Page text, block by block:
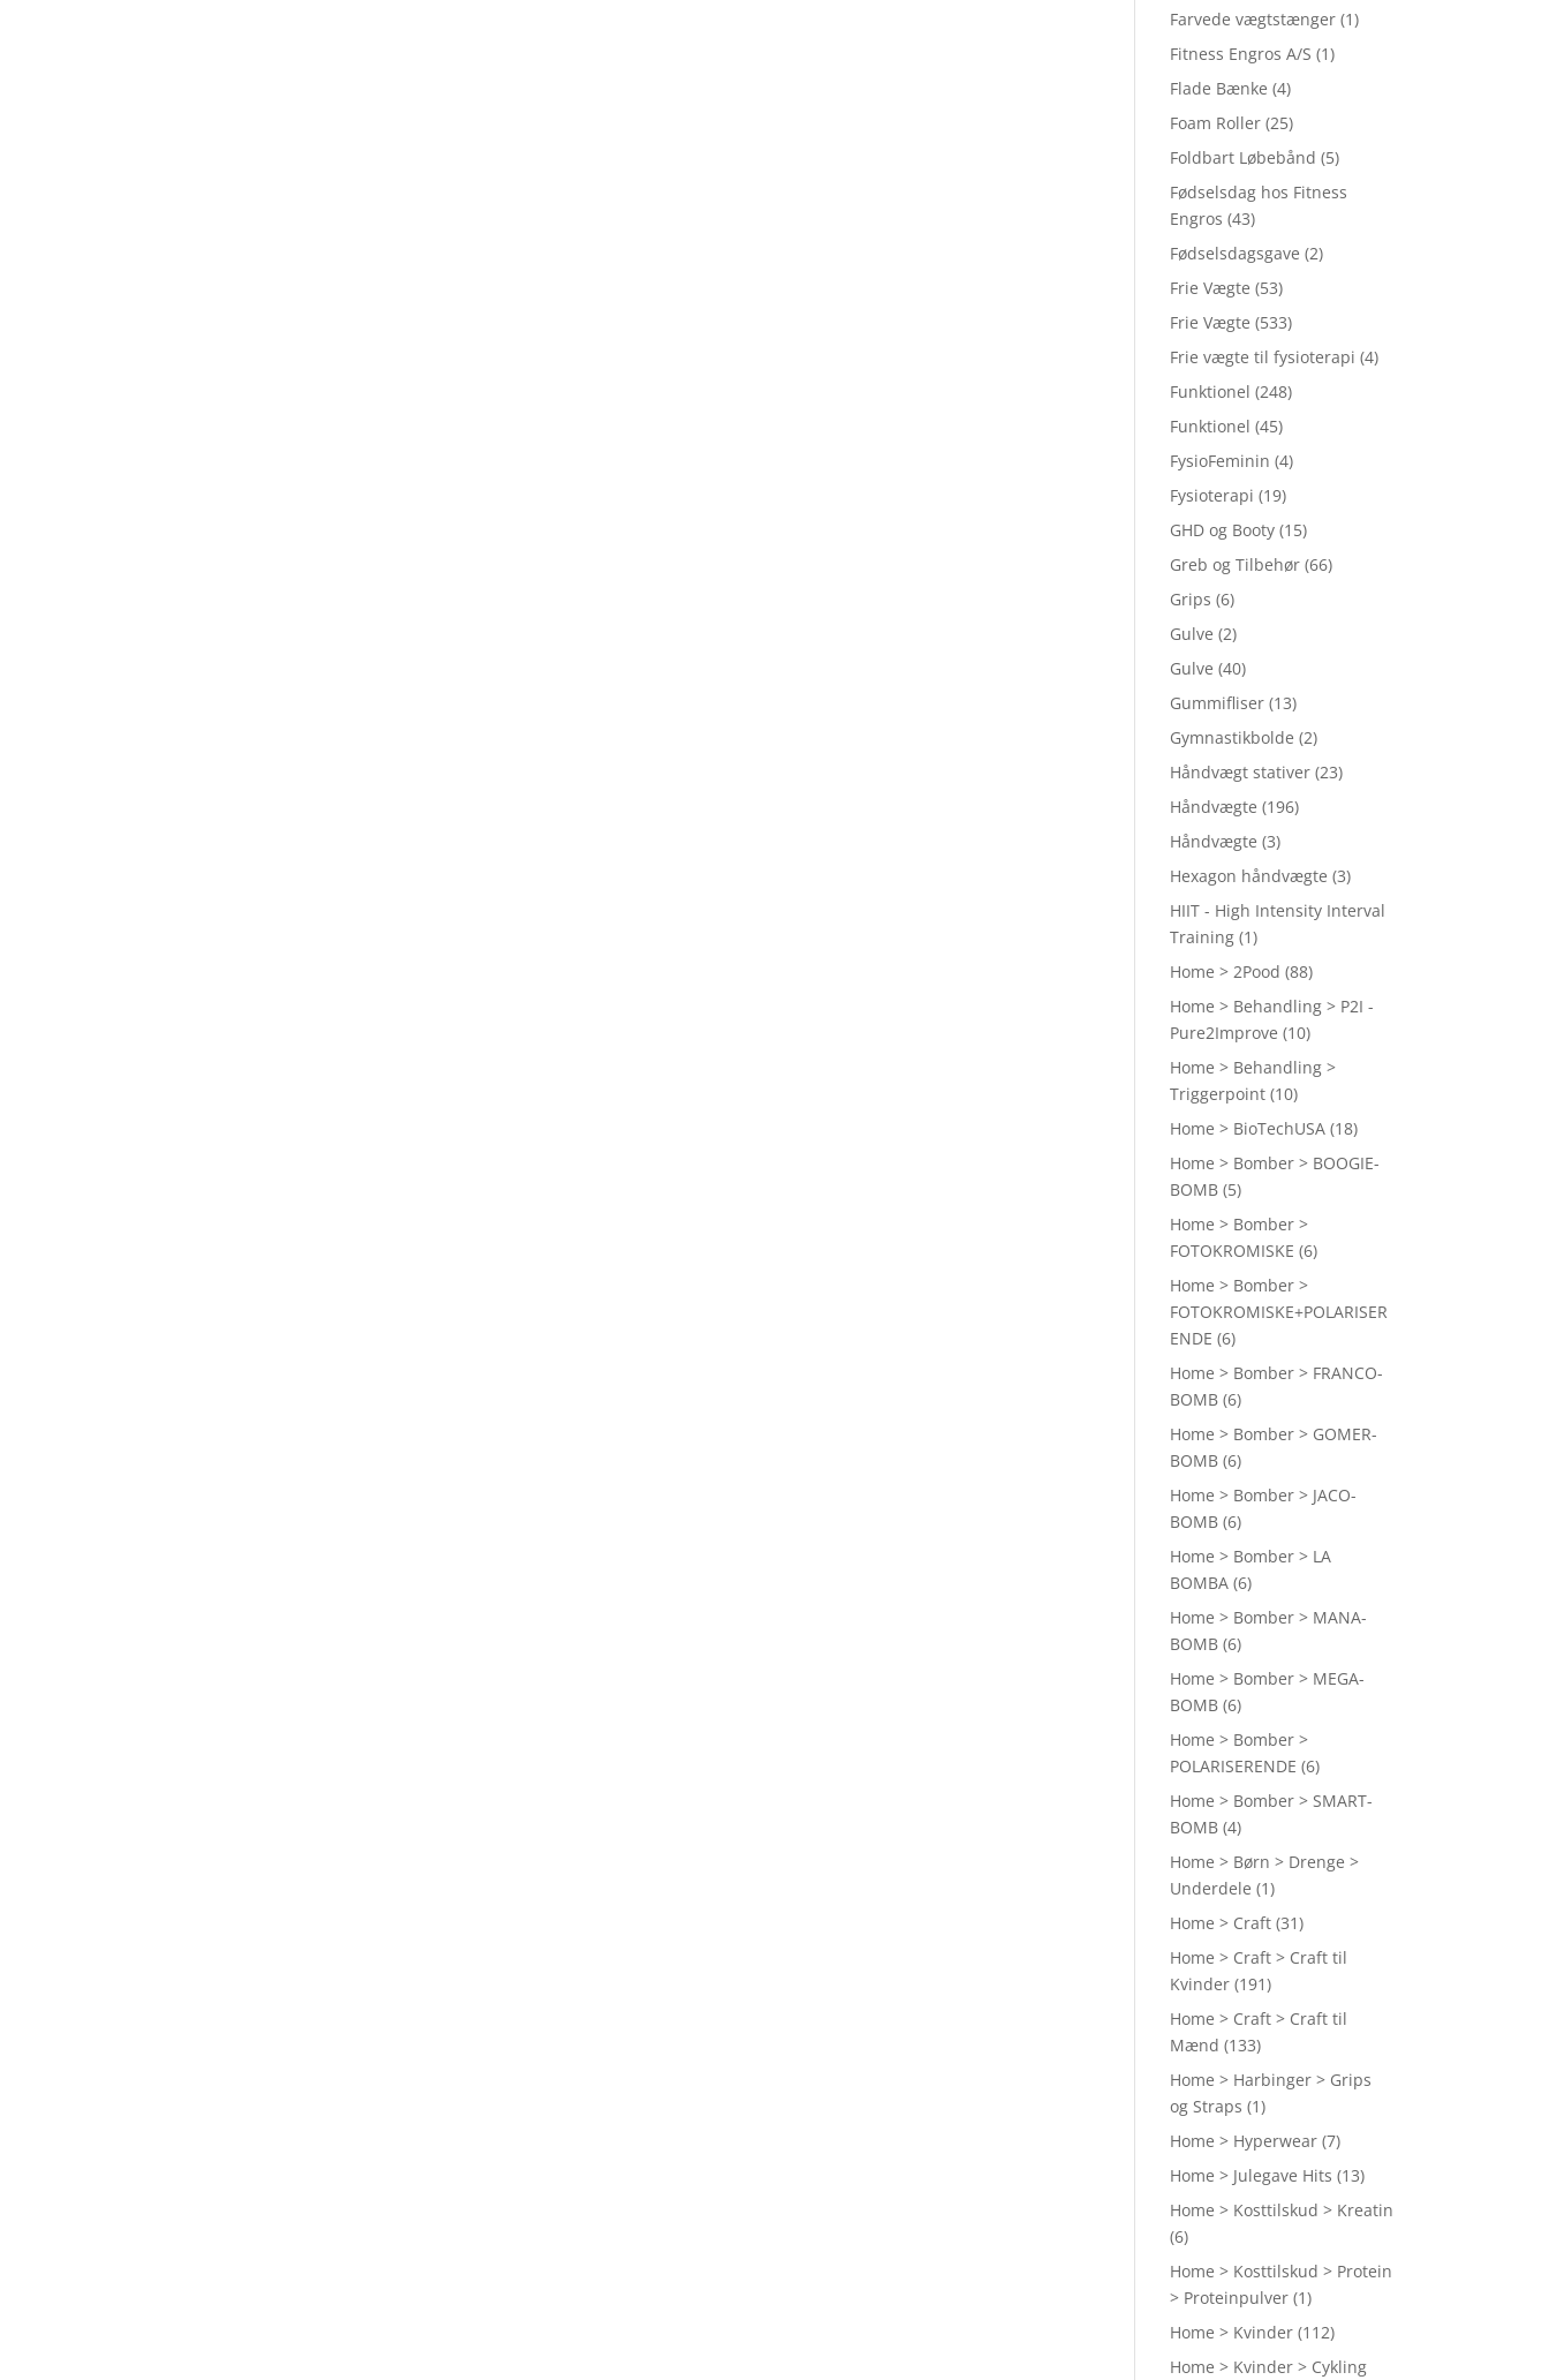
Farvede vægtstænger (1)
Fitness Engros A/S (1)
Flade Bænke (4)
Foam Roller (25)
Foldbart Løbebånd (5)
Fødselsdag hos Fitness
Engros (43)
Fødselsdagsgave (2)
Frie Vægte (53)
Frie Vægte (533)
Frie vægte til fysioterapi (4)
Funktionel (248)
Funktionel (45)
FysioFeminin (4)
Fysioterapi (19)
GHD og Booty (15)
Greb og Tilbehør (66)
Grips (6)
Gulve (2)
Gulve (40)
Gummifliser (13)
Gymnastikbolde (2)
Håndvægt stativer (23)
Håndvægte (196)
Håndvægte (3)
Hexagon håndvægte (3)
HIIT - High Intensity Interval
Training (1)
Home > 2Pood (88)
Home > Behandling > P2I -
Pure2Improve (10)
Home > Behandling >
Triggerpoint (10)
Home > BioTechUSA (18)
Home > Bomber > BOOGIE-
BOMB (5)
Home > Bomber >
FOTOKROMISKE (6)
Home > Bomber >
FOTOKROMISKE+POLARISER
ENDE (6)
Home > Bomber > FRANCO-
BOMB (6)
Home > Bomber > GOMER-
BOMB (6)
Home > Bomber > JACO-
BOMB (6)
Home > Bomber > LA
BOMBA (6)
Home > Bomber > MANA-
BOMB (6)
Home > Bomber > MEGA-
BOMB (6)
Home > Bomber >
POLARISERENDE (6)
Home > Bomber > SMART-
BOMB (4)
Home > Børn > Drenge >
Underdele (1)
Home > Craft (31)
Home > Craft > Craft til
Kvinder (191)
Home > Craft > Craft til
Mænd (133)
Home > Harbinger > Grips
og Straps (1)
Home > Hyperwear (7)
Home > Julegave Hits (13)
Home > Kosttilskud > Kreatin
(6)
Home > Kosttilskud > Protein
> Proteinpulver (1)
Home > Kvinder (112)
Home > Kvinder > Cykling